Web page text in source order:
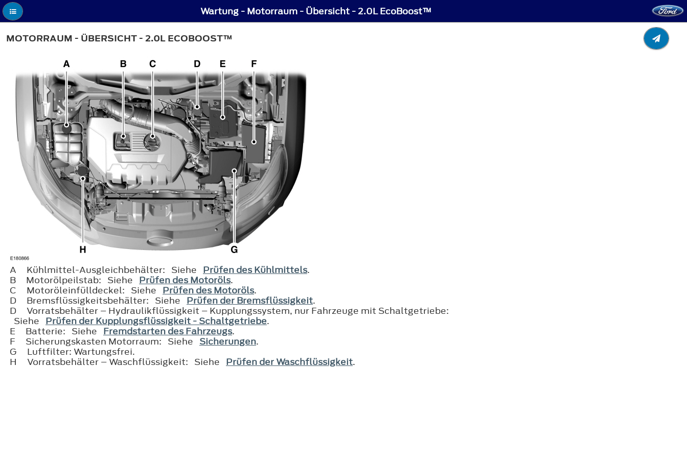
Wartung - Motorraum - Übersicht - 2.0L EcoBoost™
MOTORRAUM - ÜBERSICHT - 2.0L ECOBOOST™
A Kühlmittel-Ausgleichbehälter: Siehe Prüfen des Kühlmittels.
B
Motorölpeilstab: Siehe Prüfen des Motoröls.
C
Motoröleinfülldeckel: Siehe Prüfen des Motoröls.
D
Bremsflüssigkeitsbehälter: Siehe Prüfen der Bremsflüssigkeit.
D
Vorratsbehälter – Hydraulikflüssigkeit – Kupplungssystem, nur Fahrzeuge mit Schaltgetriebe:
Siehe Prüfen der Kupplungsflüssigkeit - Schaltgetriebe.
E
Batterie: Siehe Fremdstarten des Fahrzeugs.
F
Sicherungskasten Motorraum: Siehe Sicherungen.
G
Luftfilter: Wartungsfrei.
H
Vorratsbehälter – Waschflüssigkeit: Siehe Prüfen der Waschflüssigkeit.